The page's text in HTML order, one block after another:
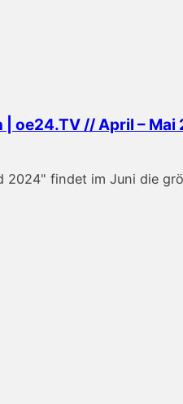
| oe24.TV // April – Mai
2024" findet im Juni die